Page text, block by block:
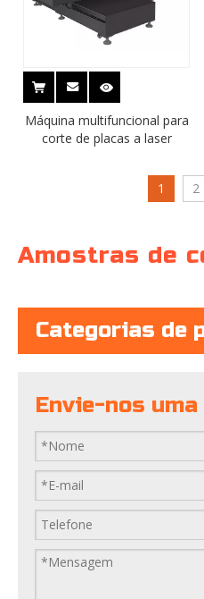
Máquina multifuncional para
corte de placas a laser
1
2
Amostras de
Categorias de
Envie-nos uma